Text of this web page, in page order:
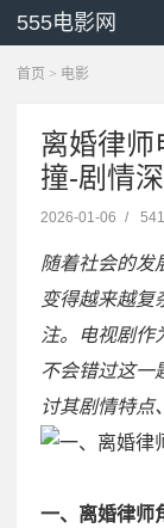
555电影网
首页 > 电影
离婚律师
撞-剧情
2026-01-06 /
随着社会的发
变得越来越复
注。电视剧作
不会错过这一
讨其剧情特点
一、离婚律师